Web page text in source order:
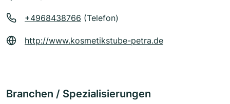
+4968438766 (Telefon)
http://www.kosmetikstube-petra.de
Branchen / Spezialisierungen